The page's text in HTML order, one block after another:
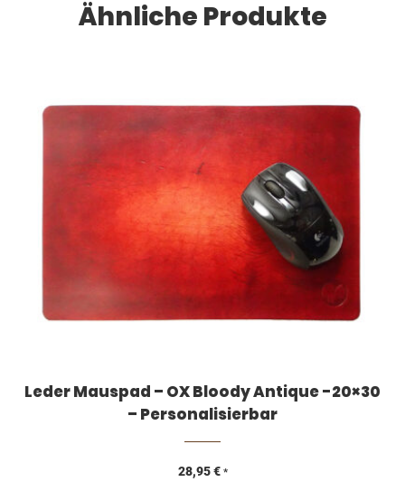
Ähnliche Produkte
Leder Mauspad – OX Bloody Antique -20×30
– Personalisierbar
28,95€ *